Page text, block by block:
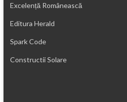
Excelență Românească
Editura Herald
Spark Code
Constructii Solare